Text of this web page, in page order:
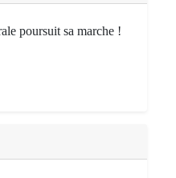
poursuit sa marche !